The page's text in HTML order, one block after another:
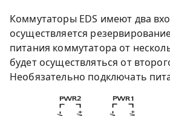
Коммутаторы EDS имеют два
осуществляется
питания коммутатора от
будет осуществляться от
Необязательно подключать